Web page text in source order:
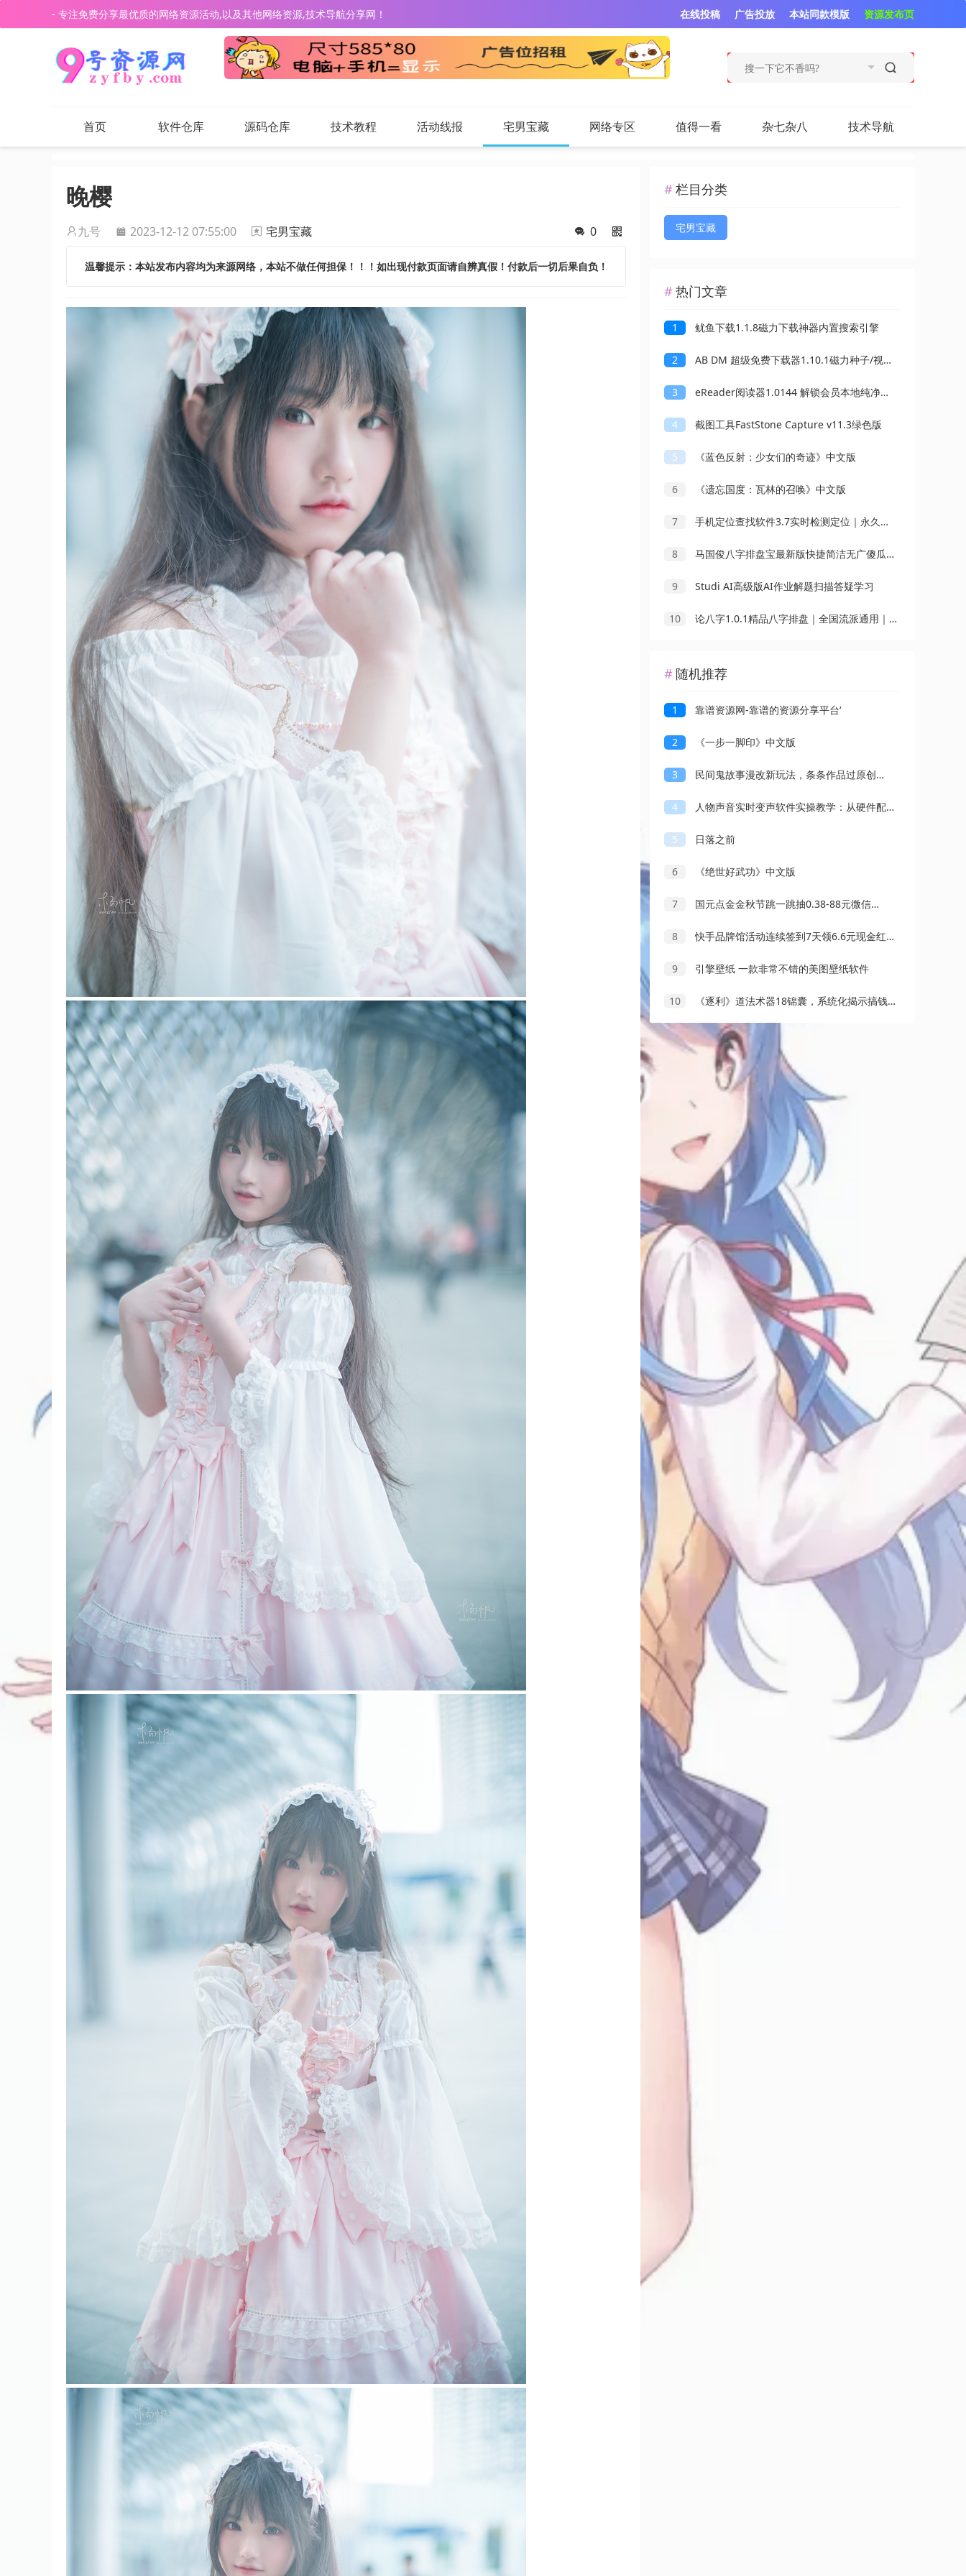
- 专注免费分享最优质的网络资源活动,以及其他网络资源,技术导航分享网！ 资源发布页
本站同款模版
广告投放
在线投稿
首页 软件仓库 源码仓库 技术教程 活动线报 宅男宝藏 网络专区 值得一看 杂七杂八 技术导航
晚樱
九号 2023-12-12 07:55:00 宅男宝藏 0
温馨提示：本站发布内容均为来源网络，本站不做任何担保！！！如出现付款页面请自辨真假！付款后一切后果自负！
栏目分类
宅男宝藏
热门文章
1 鱿鱼下载1.1.8磁力下载神器内置搜索引擎
2 AB DM 超级免费下载器1.10.1磁力种子/视频不限速下载
3 eReader阅读器1.0144 解锁会员本地纯净小说阅读器
4 截图工具FastStone Capture v11.3绿色版
5 《蓝色反射：少女们的奇迹》中文版
6 《遗忘国度：瓦林的召唤》中文版
7 手机定位查找软件3.7实时检测定位｜永久可用
8 马国俊八字排盘宝最新版快捷简洁无广傻瓜操作
9 Studi AI高级版AI作业解题扫描答疑学习
10 论八字1.0.1精品八字排盘｜全国流派通用｜会员版
随机推荐
1 靠谱资源网-靠谱的资源分享平台‘
2 《一步一脚印》中文版
3 民间鬼故事漫改新玩法，条条作品过原创，多种变现方式轻松日入500＋
4 人物声音实时变声软件实操教学：从硬件配置到手机端适配，解锁多场景变声技巧
5 日落之前
6 《绝世好武功》中文版
7 国元点金金秋节跳一跳抽0.38-88元微信红包 亲测中0.58元
8 快手品牌馆活动连续签到7天领6.6元现金红包 可兑换提现
9 引擎壁纸 一款非常不错的美图壁纸软件
10 《逐利》道法术器18锦囊，系统化揭示搞钱逻辑，浓缩关键心法，颠覆传统思维